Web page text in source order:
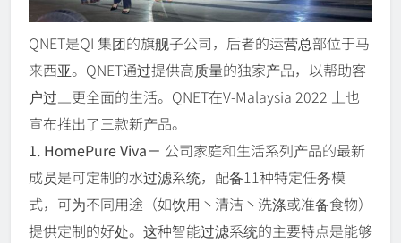
QNET是QI 集团的旗舰子公司，后者的运营总部位于马
来西亚。QNET通过提供高质量的独家产品，以帮助客
户过上更全面的生活。QNET在V-Malaysia 2022 上也
宣布推出了三款新产品。
1. HomePure Viva－ 公司家庭和生活系列产品的最新
成员是可定制的水过滤系统，配备11种特定任务模
式，可为不同用途（如饮用丶清洁丶洗涤或准备食物）
提供定制的好处。这种智能过滤系统的主要特点是能够